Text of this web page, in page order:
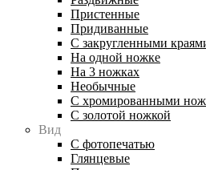
Пристенные
Придиванные
С закругленными
На одной ножке
На 3 ножках
Необычные
С хромированными
С золотой ножкой
Вид
С фотопечатью
Глянцевые